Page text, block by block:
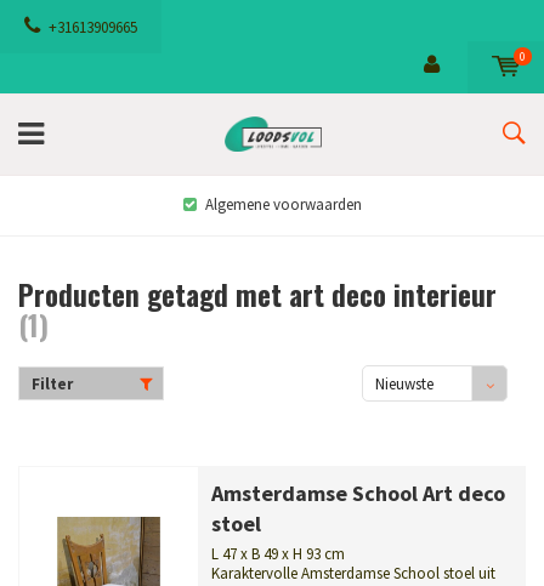
+31613909665
0
Algemene voorwaarden
Producten getagd met art deco interieur
(1)
Filter
Nieuwste
Amsterdamse School Art deco
stoel
L 47 x B 49 x H 93 cm
Karaktervolle Amsterdamse School stoel uit